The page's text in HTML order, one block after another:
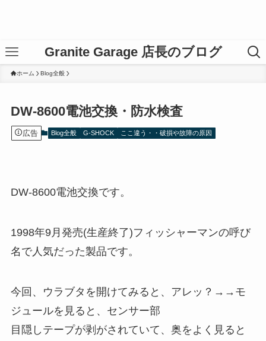
Granite Garage 店長のブログ
ホーム Blog全般
DW-8600電池交換・防水検査
広告 Blog全般 G-SHOCK ここ違う・・破損や故障の原因
DW-8600電池交換です。
1998年9月発売(生産終了)フィッシャーマンの呼び
名で人気だった製品です。
今回、ウラブタを開けてみると、アレッ？→→モ
ジュールを見ると、センサー部
目隠しテープが剥がされていて、奥をよく見ると